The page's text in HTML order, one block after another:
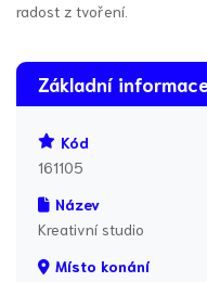
radost z tvoření.
Základní
Kód
161105
Název
Kreativní studio
Místo konání